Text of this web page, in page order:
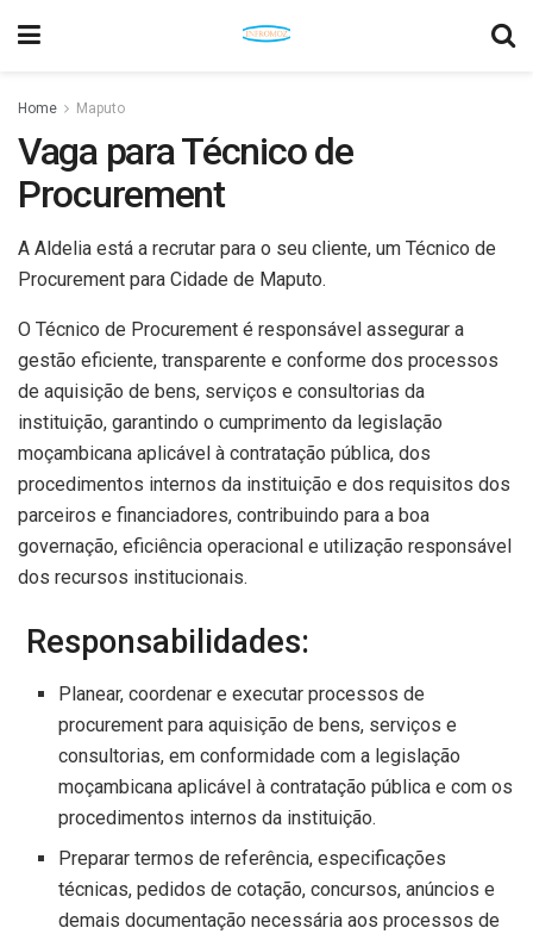
Home Maputo
Vaga para Técnico de
Procurement
A Aldelia está a recrutar para o seu cliente, um Técnico de
Procurement para Cidade de Maputo.
O Técnico de Procurement é responsável assegurar a
gestão eficiente, transparente e conforme dos processos
de aquisição de bens, serviços e consultorias da
instituição, garantindo o cumprimento da legislação
moçambicana aplicável à contratação pública, dos
procedimentos internos da instituição e dos requisitos dos
parceiros e financiadores, contribuindo para a boa
governação, eficiência operacional e utilização responsável
dos recursos institucionais.
Responsabilidades:
Planear, coordenar e executar processos de
procurement para aquisição de bens, serviços e
consultorias, em conformidade com a legislação
moçambicana aplicável à contratação pública e com os
procedimentos internos da instituição.
Preparar termos de referência, especificações
técnicas, pedidos de cotação, concursos, anúncios e
demais documentação necessária aos processos de